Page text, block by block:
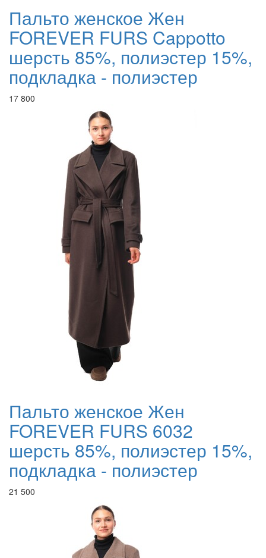
Пальто женское Жен
FOREVER FURS Cappotto
шерсть 85%, полиэстер 15%,
подкладка - полиэстер
17 800
Пальто женское Жен
FOREVER FURS 6032
шерсть 85%, полиэстер 15%,
подкладка - полиэстер
21 500